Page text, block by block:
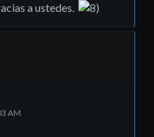
a ustedes.
AM